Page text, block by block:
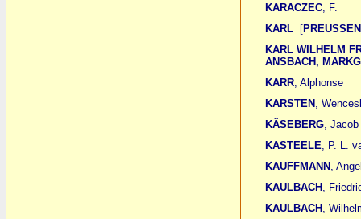
KARACZEC, F.
KARL
[
KARL WILHELM
ANSBACH,
KARR, Alphonse
KARSTEN ,
KÄSEBERG, Jacob
KASTEELE, P. L.
KAUFFMANN ,
KAULBACH ,
KAULBACH ,